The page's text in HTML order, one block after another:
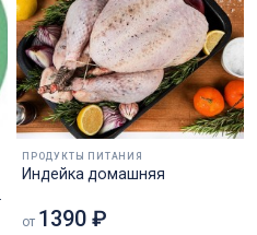
ПРОДУКТЫ ПИТАНИЯ
Индейка домашняя
от 1390 ₽